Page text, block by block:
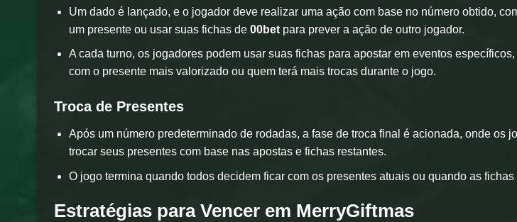
Um dado é lançado, e o jogador deve realizar uma ação com base no número obtido,
um presente ou usar suas fichas de 00betpara prever a ação de outro jogador.
A cada turno, os jogadores podem usar suas fichas para apostar em eventos
com o presente mais valorizado ou quem terá mais trocas durante o jogo.
Troca de Presentes
Após um número predeterminado de rodadas, a fase de troca final é acionada, onde os
trocar seus presentes com base nas apostas e fichas restantes.
O jogo termina quando todos decidem ficar com os presentes atuais ou quando as
Estratégias para Vencer em MerryGiftmas